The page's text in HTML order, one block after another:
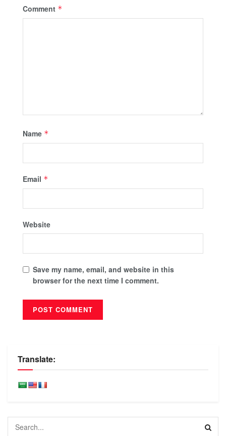
Comment *
Name *
Email *
Website
Save my name, email, and website in this
browser for the next time I comment.
Translate: